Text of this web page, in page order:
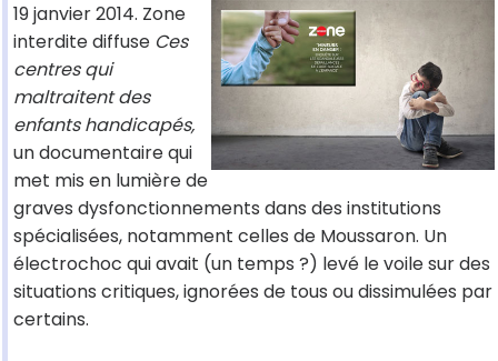
19 janvier 2014. Zone
interdite diffuse Ces
centres qui
maltraitent des
enfants handicapés,
un documentaire qui
met mis en lumière de
graves dysfonctionnements dans des institutions
spécialisées, notamment celles de Moussaron. Un
électrochoc qui avait (un temps ?) levé le voile sur des
situations critiques, ignorées de tous ou dissimulées par
certains.